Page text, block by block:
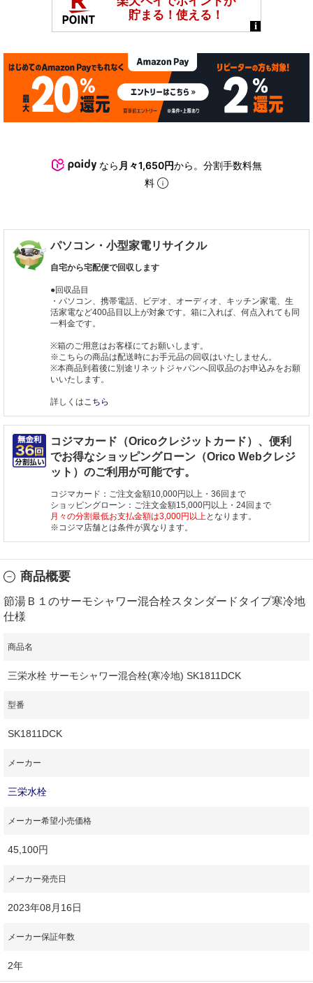
なら 月々1,650円から。分割手数料無
料
パソコン・小型家電リサイクル
自宅から宅配便で回収します
●回収品目
・パソコン、携帯電話、ビデオ、オーディオ、キッチン家電、生
活家電など400品目以上が対象です。箱に入れば、何点入れても同
一料金です。
※箱のご用意はお客様にてお願いします。
※こちらの商品は配送時にお手元品の回収はいたしません。
※本商品到着後に別途リネットジャパンへ回収品のお申込みをお願
いいたします。
詳しくはこちら
コジマカード（Oricoクレジットカード）、便利
でお得なショッピングローン（Orico Webクレジ
ット）のご利用が可能です。
コジマカード：ご注文金額10,000円以上・36回まで
ショッピングローン：ご注文金額15,000円以上・24回まで
月々の分割最低お支払金額は3,000円以上となります。
※コジマ店舗とは条件が異なります。
商品概要
節湯Ｂ１のサーモシャワー混合栓スタンダードタイプ寒冷地
仕様
商品名
三栄水栓 サーモシャワー混合栓(寒冷地) SK1811DCK
型番
SK1811DCK
メーカー
三栄水栓
メーカー希望小売価格
45,100円
メーカー発売日
2023年08月16日
メーカー保証年数
2年